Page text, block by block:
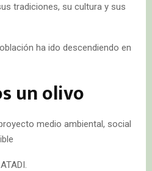
tradiciones, su cultura y sus
ha ido descendiendo en
un olivo
medio ambiental, social